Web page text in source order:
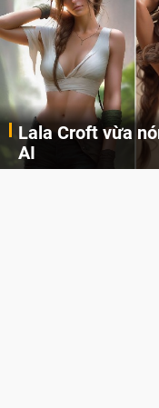
Lala Croft vừa
AI